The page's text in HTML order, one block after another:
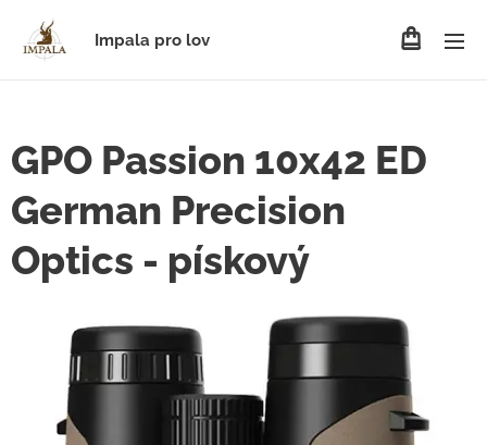
Impala pro lov
GPO Passion 10x42 ED
German Precision
Optics - pískový